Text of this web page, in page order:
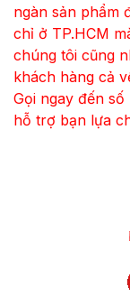
ngàn sản phẩm
chỉ ở TP.HCM
chúng tôi cũng
khách hàng cả
Gọi ngay đến
hỗ trợ bạn lựa